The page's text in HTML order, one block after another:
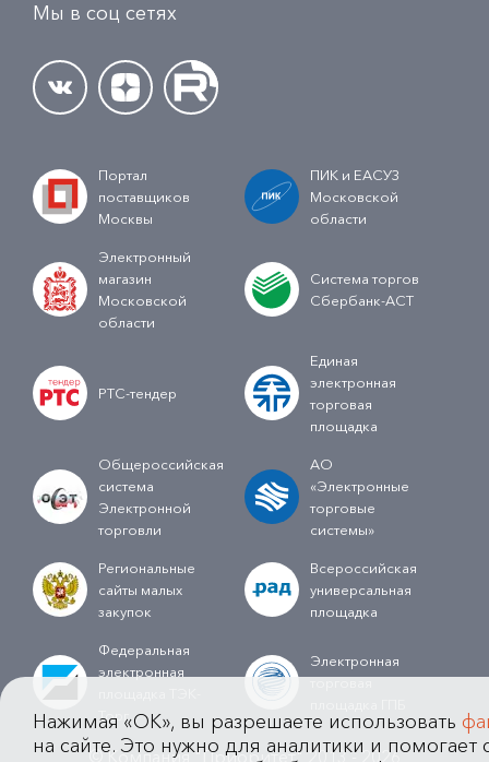
Мы в соц сетях
Портал
поставщиков
Москвы
ПИК и ЕАСУЗ
Московской
области
Электронный
магазин
Московской
области
Система торгов
Сбербанк-АСТ
РТС-тендер
Единая
электронная
торговая
площадка
Общероссийская
система
Электронной
торговли
АО
«Электронные
торговые
системы»
Региональные
сайты малых
закупок
Всероссийская
универсальная
площадка
Федеральная
электронная
Торг
Электронная
торговая
© Компания "Приоритет" 2013 - 2026
Нажимая «OK», вы разрешаете использовать
на сайте. Это нужно для аналитики и помогает